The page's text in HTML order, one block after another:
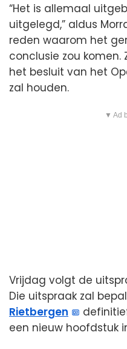
“Het is allemaal
uitgelegd,” aldus
reden waarom het
conclusie zou
het besluit van het
zal houden.
▼ Ad
Vrijdag volgt de
Die uitspraak zal
Rietbergen
een nieuw hoofdstuk